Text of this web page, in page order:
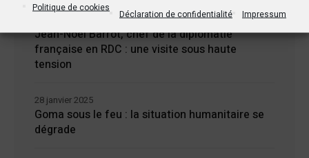
Politique de cookies
Déclaration de confidentialité Impressum
Jean-Noël Barrot, chef de la diplomatie
française en RDC : une visite sous haute
tension
Goma sous le feu : la situation humanitaire se
dégrade
28 janvier 2025